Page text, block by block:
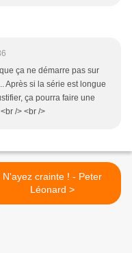
ça ne démarre pas sur
Après si la série est longue
ça pourra faire une
/> <br />
N'ayez crainte ! - Peter
Léonard >